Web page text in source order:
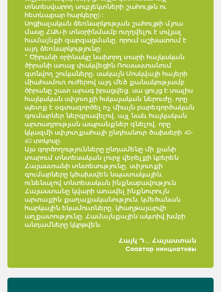
տնտեսվարող սուբյեկտների շահույթն ու
հետևաբար հարկերը)։:
Սոցիալական ձեռնարկության շահույթի մյուս
մասը ՀԱԽ-ի տնօրինմամբ ուղղվելու է տվյալ
համայնքի զարգացմանը, որում աշխատում է
այդ ձեռնարկությունը։
* Ծիրանի օրինակը նախորդ տարի հայկական
ծիրանի առաջ փակվեցին Ռուսաստանում
գտնվող շուկաները, սակայն Մոսկվայի հայերի
միահամուռ ուժերով այդ մեծ քանակությամբ
ծիրանը շատ արագ իրացվեց, սա ցույց է տալիս
հայկական սփյուռքի հսկայական ներուժը, որը
պետք է օգտագործել ոչ միայն բարեգործական
գումարներ ներգրավելով, այլ նաև հայկական
արտադրության ապրանքներ գնելով, որը
կկազմի սփյուռքահայի ընդհանուր ծախսերի 40-
60 տոկոսը։
Այս գործողությունները ընդամենը մի քանի
տարում տնտեսական լուրջ վերելքի կբերեն
Հայաստանի տնտեսությունը, սփյուռքի
գումարները կծախսվեն նպատակային,
ունենալով տնտեսական ինքնաբավություն
Հայաստանը կվարի առավել ինքնուրույն
արտաքին քաղաքականություն, կմեծանան
հարկային եկամուտները, կհաղթայարվի
աղքատությունը։ Համայնքային ակտիվ խմբի
անդամները կկրթվեն։
Հայկ Դ․, Հայաստան
Соавтор инициативы